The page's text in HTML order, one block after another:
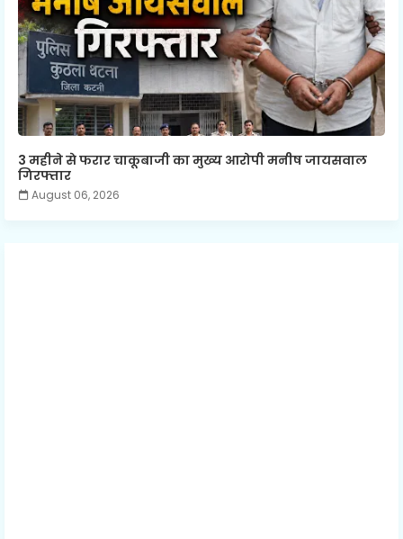
3 महीने से फरार चाकूबाजी का मुख्य आरोपी मनीष जायसवाल
गिरफ्तार
August 06, 2026